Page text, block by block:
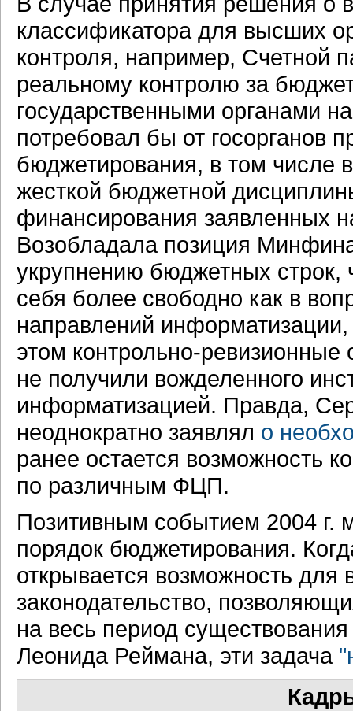
классификатора для высших
контроля, например, Счетной
реальному контролю за
государственными органами
потребовал бы от госорганов
бюджетирования, в том числе
жесткой бюджетной
финансирования заявленных
Возобладала позиция
укрупнению бюджетных строк,
себя более свободно как в
направлений
этом контрольно-
не получили вожделенного
информатизацией. Правда,
неоднократно заявлял о
ранее остается возможность
по различным ФЦП.
Позитивным событием 2004 г.
порядок бюджетирования.
открывается возможность для
законодательство,
на весь период
Леонида Реймана, эти задача